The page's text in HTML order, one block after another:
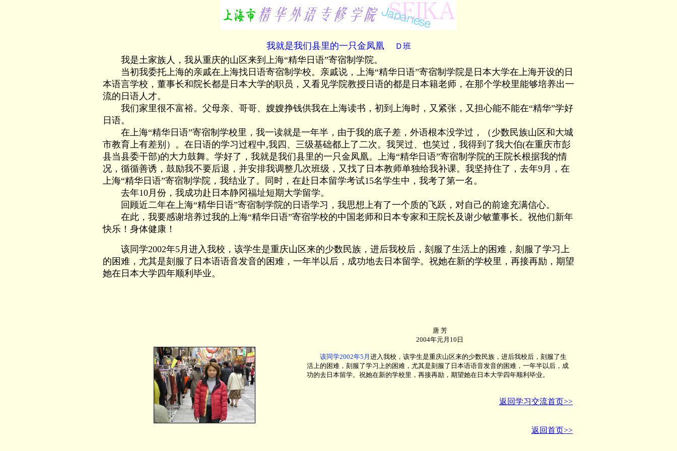
我就是我们县里的一只金凤凰 Ｄ班
我是土家族人，我从重庆的山区来到上海“精华日语”寄宿制学院。
当初我委托上海的亲戚在上海找日语寄宿制学校。亲戚说，上海“精华日语”寄宿制学院是日本大学在上海开设的日
本语言学校，董事长和院长都是日本大学的职员，又看见学院教授日语的都是日本籍老师，在那个学校里能够培养出一
流的日语人才。
我们家里很不富裕。父母亲、哥哥、嫂嫂挣钱供我在上海读书，初到上海时，又紧张，又担心能不能在“精华”学好
日语。
在上海“精华日语”寄宿制学校里，我一读就是一年半，由于我的底子差，外语根本没学过，（少数民族山区和大城
市教育上有差别）。在日语的学习过程中,我四、三级基础都上了二次。我哭过、也笑过，我得到了我大伯(在重庆市彭
县当县委干部)的大力鼓舞。学好了，我就是我们县里的一只金凤凰。上海“精华日语”寄宿制学院的王院长根据我的情
况，循循善诱，鼓励我不要后退，并安排我调整几次班级，又找了日本教师单独给我补课。我坚持住了，去年9月，在
上海“精华日语”寄宿制学院，我结业了。同时，在赴日本留学考试15名学生中，我考了第一名。
去年10月份，我成功赴日本静冈福址短期大学留学。
回顾近二年在上海“精华日语”寄宿制学院的日语学习，我思想上有了一个质的飞跃，对自己的前途充满信心。
在此，我要感谢培养过我的上海“精华日语”寄宿学校的中国老师和日本专家和王院长及谢少敏董事长。祝他们新年
快乐！身体健康！
该同学2002年5月进入我校，该学生是重庆山区来的少数民族，进后我校后，刻服了生活上的困难，刻服了学习上
的困难，尤其是刻服了日本语语音发音的困难，一年半以后，成功地去日本留学。祝她在新的学校里，再接再励，期望
她在日本大学四年顺利毕业。
唐 芳
2004年元月10日
该同学2002年5月 进入我校，该学生是重庆山区来的少数民族，进后我校后，刻服了生
活上的困难，刻服了学习上的困难，尤其是刻服了日本语语音发音的困难，一年半以后，成
功的去日本留学。祝她在新的学校里，再接再励，期望她在日本大学四年顺利毕业。
返回学习交流首页>>
返回首页>>